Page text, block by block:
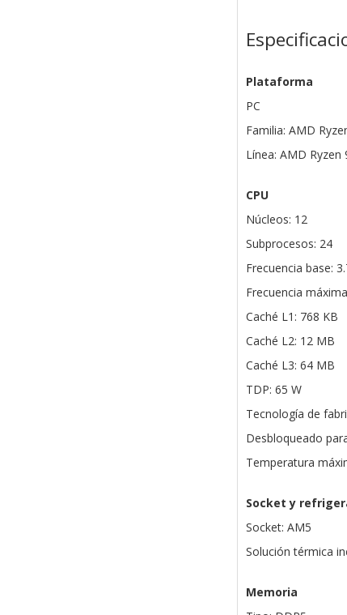
Plataforma
PC
Familia: AMD
Línea: AMD Ryzen
CPU
Núcleos: 12
Subprocesos: 24
Frecuencia base:
Frecuencia
Caché L1: 768 KB
Caché L2: 12 MB
Caché L3: 64 MB
TDP: 65 W
Tecnología de
Desbloqueado
Temperatura
Socket y
Socket: AM5
Solución térmica
Memoria